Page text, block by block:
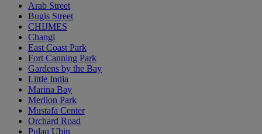
Arab Street
Bugis Street
CHIJMES
Changi
East Coast Park
Fort Canning Park
Gardens by the Bay
Little India
Marina Bay
Merlion Park
Mustafa Center
Orchard Road
Pulau Ubin